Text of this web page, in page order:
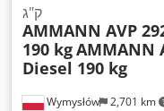
Wymysłów 2,701 km
ק"ג
AMMANN AVP
190 kgAMMANN
Diesel 190 kg